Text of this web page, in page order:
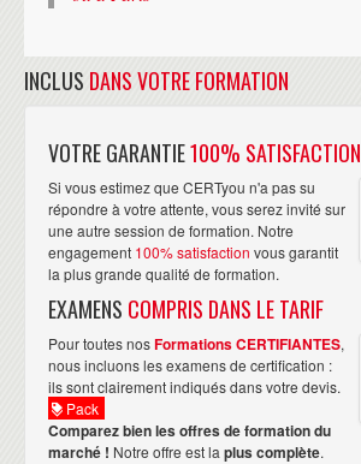
INCLUS DANS VOTRE FORMATION
VOTRE GARANTIE100% SATISFACTION
Si vous estimez que CERTyou n'a pas su
répondre à votre attente, vous serez invité sur
une autre session de formation. Notre
engagement 100% satisfaction vous garantit
la plus grande qualité de formation.
EXAMENS COMPRIS DANS LE TARIF
Pour toutes nosFormations CERTIFIANTES,
nous incluons les examens de certification :
ils sont clairement indiqués dans votre devis.
Pack
Comparez bien les offres de formation du
marché ! Notre offre est la plus complète.